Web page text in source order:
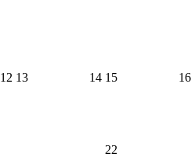
12 13 14 15 16
22